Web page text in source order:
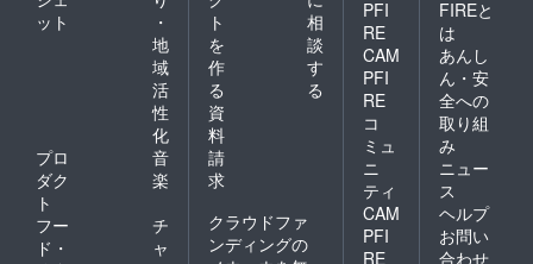
ット
・
地
域
活
性
化
プロ
ダク
ト
音
楽
フー
ド・
チ
ャ
ト
を
作
る
相
談
す
る
資
料
請
求
クラウドファ
ンディングの
PFI
RE
CAM
PFI
RE
コ
ミュ
ニ
ティ
CAM
PFI
RE
FIREと
は
あんし
ん・安
全への
取り組
み
ニュー
ス
ヘルプ
お問い
合わせ